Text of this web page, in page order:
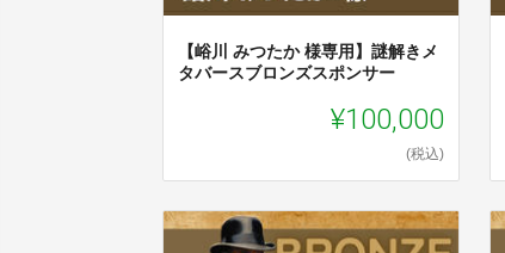
【峪川 みつたか 様専用】謎解きメ
タバースブロンズスポンサー
¥100,000
(税込)